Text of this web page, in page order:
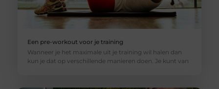
Een pre-workout voor je training
Wanneer je het maximale uit je training wil halen dan
kun je dat op verschillende manieren doen. Je kunt van